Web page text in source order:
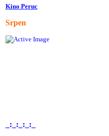
Kino Peruc
Srpen
_:_:_:_:_